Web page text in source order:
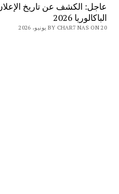
عاجل: الكشف عن تاريخ
الباكالوريا 2026
BY CHAR7 NAS ON 20 يونيو، 2026